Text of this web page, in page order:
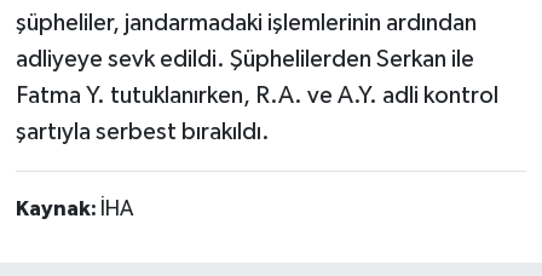
şüpheliler, jandarmadaki işlemlerinin ardından
adliyeye sevk edildi. Şüphelilerden Serkan ile
Fatma Y. tutuklanırken, R.A. ve A.Y. adli kontrol
şartıyla serbest bırakıldı.
Kaynak: İHA